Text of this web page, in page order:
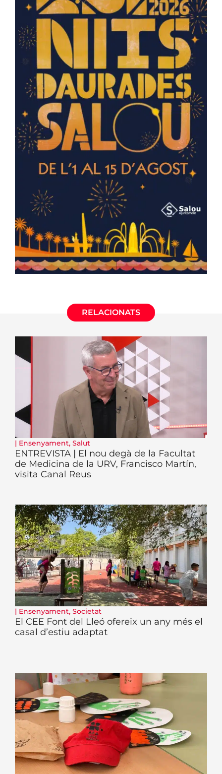
RELACIONATS
| Ensenyament, Salut
ENTREVISTA | El nou degà de la Facultat
de Medicina de la URV, Francisco Martín,
visita Canal Reus
| Ensenyament, Societat
El CEE Font del Lleó ofereix un any més el
casal d’estiu adaptat